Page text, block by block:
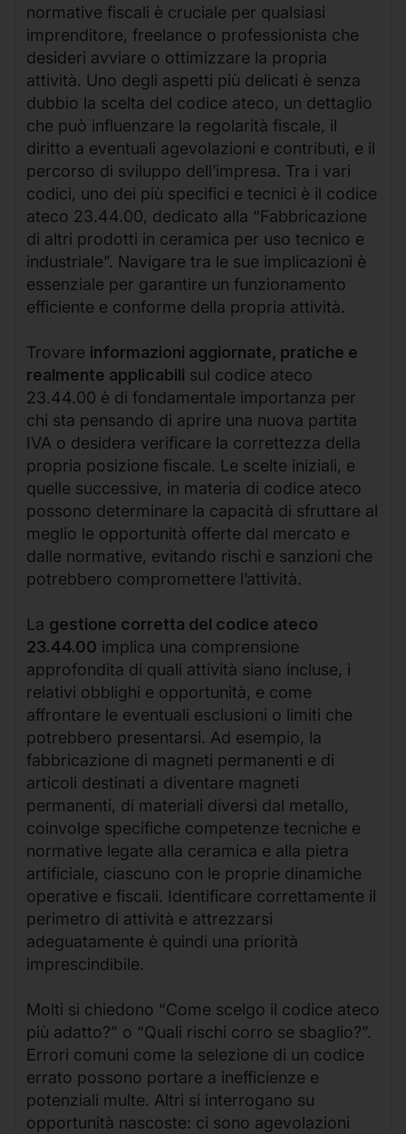
normative fiscali è cruciale per qualsiasi
imprenditore, freelance o professionista che
desideri avviare o ottimizzare la propria
attività. Uno degli aspetti più delicati è senza
dubbio la scelta del codice ateco, un dettaglio
che può influenzare la regolarità fiscale, il
diritto a eventuali agevolazioni e contributi, e il
percorso di sviluppo dell’impresa. Tra i vari
codici, uno dei più specifici e tecnici è il codice
ateco 23.44.00, dedicato alla “Fabbricazione
di altri prodotti in ceramica per uso tecnico e
industriale”. Navigare tra le sue implicazioni è
essenziale per garantire un funzionamento
efficiente e conforme della propria attività.
Trovare informazioni aggiornate, pratiche e
realmente applicabili sul codice ateco
23.44.00 è di fondamentale importanza per
chi sta pensando di aprire una nuova partita
IVA o desidera verificare la correttezza della
propria posizione fiscale. Le scelte iniziali, e
quelle successive, in materia di codice ateco
possono determinare la capacità di sfruttare al
meglio le opportunità offerte dal mercato e
dalle normative, evitando rischi e sanzioni che
potrebbero compromettere l’attività.
La gestione corretta del codice ateco
23.44.00 implica una comprensione
approfondita di quali attività siano incluse, i
relativi obblighi e opportunità, e come
affrontare le eventuali esclusioni o limiti che
potrebbero presentarsi. Ad esempio, la
fabbricazione di magneti permanenti e di
articoli destinati a diventare magneti
permanenti, di materiali diversi dal metallo,
coinvolge specifiche competenze tecniche e
normative legate alla ceramica e alla pietra
artificiale, ciascuno con le proprie dinamiche
operative e fiscali. Identificare correttamente il
perimetro di attività e attrezzarsi
adeguatamente è quindi una priorità
imprescindibile.
Molti si chiedono “Come scelgo il codice ateco
più adatto?” o “Quali rischi corro se sbaglio?”.
Errori comuni come la selezione di un codice
errato possono portare a inefficienze e
potenziali multe. Altri si interrogano su
opportunità nascoste: ci sono agevolazioni